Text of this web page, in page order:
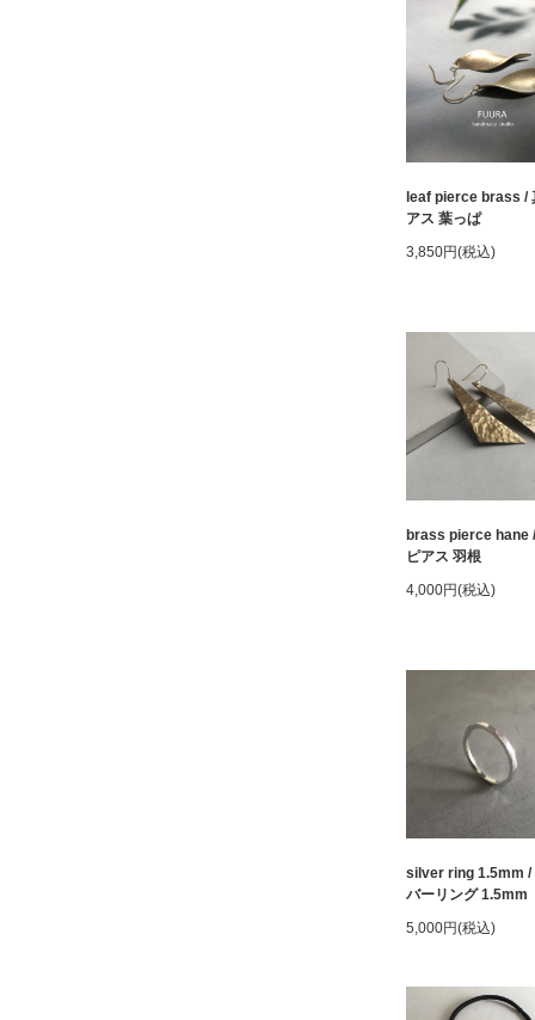
leaf pierce brass /
アス 葉っぱ
3,850円(税込)
brass pierce hane
ピアス 羽根
4,000円(税込)
silver ring 1.5mm /
バーリング 1.5mm
5,000円(税込)